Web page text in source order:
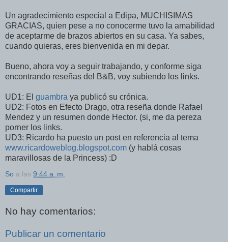
Un agradecimiento especial a Edipa, MUCHISIMAS
GRACIAS, quien pese a no conocerme tuvo la amabilidad
de aceptarme de brazos abiertos en su casa. Ya sabes,
cuando quieras, eres bienvenida en mi depar.
Bueno, ahora voy a seguir trabajando, y conforme siga
encontrando reseñas del B&B, voy subiendo los links.
UD1: El guambra ya publicó su crónica.
UD2: Fotos en Efecto Drago, otra reseña donde Rafael
Mendez y un resumen donde Hector. (si, me da pereza
porner los links.
UD3: Ricardo ha puesto un post en referencia al tema
www.ricardoweblog.blogspot.com (y hablá cosas
maravillosas de la Princess) :D
So a las 9:44 a. m.
Compartir
No hay comentarios:
Publicar un comentario